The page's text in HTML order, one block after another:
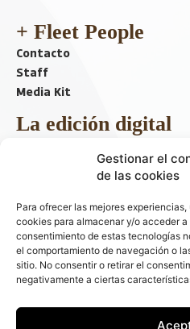
Gestionar el
de las cookies
Para ofrecer las mejores
cookies para almacenar y/o acceder
consentimiento de estas tecnologías
el comportamiento de navegación o
sitio. No consentir o retirar el
negativamente a ciertas
+ Fleet People
Contacto
Staff
Media Kit
La edición digital
Descargar último ejemplar
ir a hemeroteca
+ Contenido en